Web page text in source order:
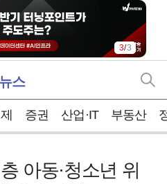
3/3
뉴스
증권 산업·IT 부동산
아동·청소년 위